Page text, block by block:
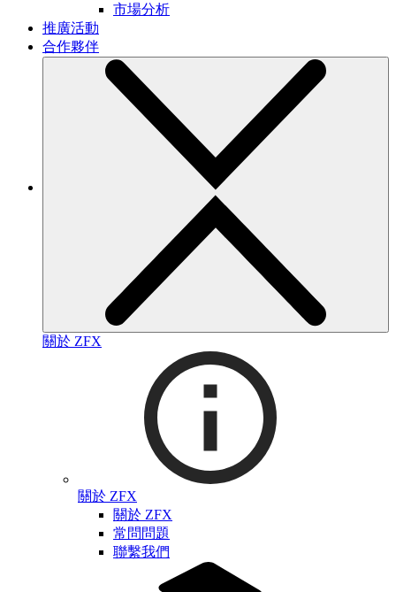
市場分析
推廣活動
合作夥伴
關於 ZFX
關於 ZFX
關於 ZFX
常問問題
聯繫我們